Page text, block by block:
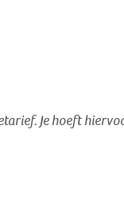
. Je hoeft